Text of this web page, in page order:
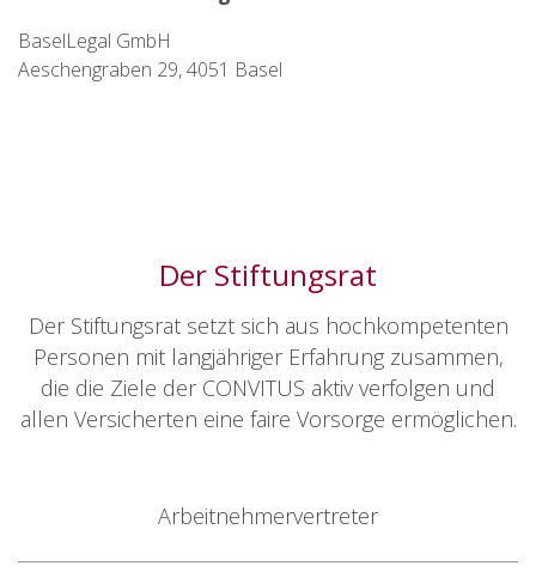
BaselLegal GmbH
Aeschengraben 29, 4051 Basel
Der Stiftungsrat
Der Stiftungsrat setzt sich aus hochkompetenten
Personen mit langjähriger Erfahrung zusammen,
die die Ziele der CONVITUS aktiv verfolgen und
allen Versicherten eine faire Vorsorge ermöglichen.
Arbeitnehmervertreter